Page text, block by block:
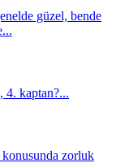
güzel, bende
4. kaptan?...
zorluk